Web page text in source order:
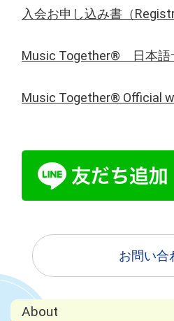
2020.04.06
オンライン無料体験会を行います！
11:00～11:30です！ITに詳しくなく
で、おうちでぜひお子様と体験して
2020.03.29
新型コロナウィルス感染予防対策
には、その都度対応状況をお伝えい
い合わせください。
後に通いたい方などもぜひ来てくだ
2020.02.03
はじめまして！2020年5月、逗子海
Splash!を開講します♪ 無料体験にぜ
（月）、3月30日（月）、4月6日（
入会お申し込み書（
Music Together® 日本語
Music Together® Official
お問い合
About